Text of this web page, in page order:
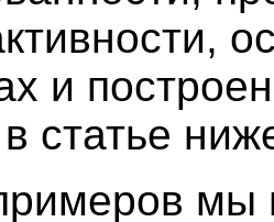
и
статье
мы